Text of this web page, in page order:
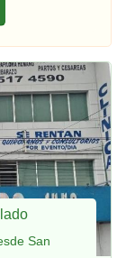
San